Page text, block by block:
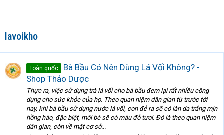
lavoikho
Toàn quốc
Bà Bầu Có Nên Dùng Lá Vối Không? -
Shop Thảo Dược
Thực ra, việc sử dụng trà lá vối cho bà bầu đem lại rất nhiều công
dụng cho sức khỏe của họ. Theo quan niệm dân gian từ trước tới
nay, khi bà bầu sử dụng nước lá vối, con đẻ ra sẽ có làn da trắng mịn
hồng hào, đặc biệt, môi bé sẽ có màu đỏ tươi. Đó là theo quan niệm
dân gian, còn về mặt cơ sở...